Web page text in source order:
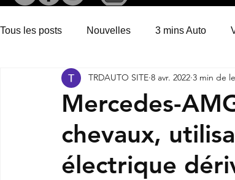
Tous les posts Nouvelles 3 mins Auto
Mercedes-
chevaux,
électrique
TRDAUTO SITE 8 avr. 2022 3 min de